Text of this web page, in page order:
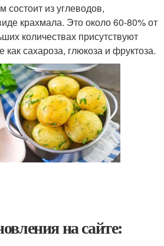
состоит из углеводов,
крахмала. Это около 60-80% от
количествах присутствуют
как сахароза, глюкоза и фруктоза.
на сайте: